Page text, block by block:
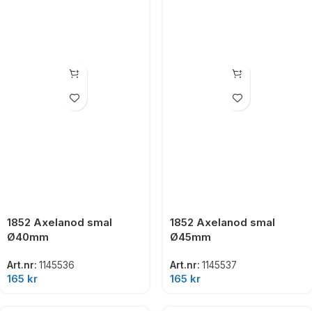
1852 Axelanod smal
Ø40mm
Art.nr: 1145536
165 kr
1852 Axelanod smal
Ø45mm
Art.nr: 1145537
165 kr